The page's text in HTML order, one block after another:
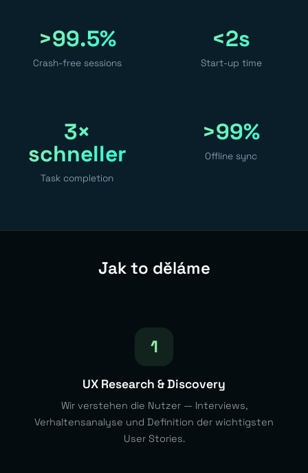
>99.5%
Crash-free sessions
<2s
Start-up time
3×
schneller
Task completion
>99%
Offline sync
Jak to děláme
1
UX Research & Discovery
Wir verstehen die Nutzer — Interviews,
Verhaltensanalyse und Definition der wichtigsten
User Stories.